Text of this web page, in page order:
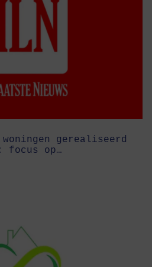
gerealiseerd
focus op…